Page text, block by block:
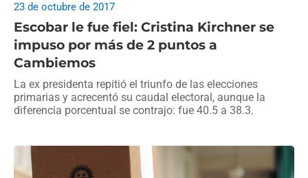
Escobar le fue fiel: Cristina Kirchner se
impuso por más de 2 puntos a
Cambiemos
23 de octubre de 2017
La ex presidenta repitió el triunfo de las elecciones
primarias y acrecentó su caudal electoral, aunque la
diferencia porcentual se contrajo: fue 40.5 a 38.3.